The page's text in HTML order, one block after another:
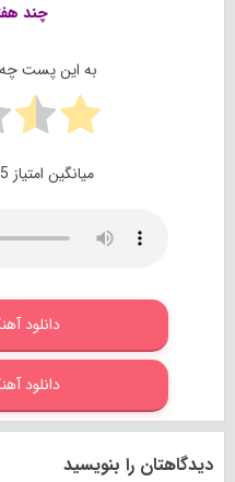
چند
به این پست
میانگین امتیاز
دانلود
دانلود
دیدگاهتان را بنویسید